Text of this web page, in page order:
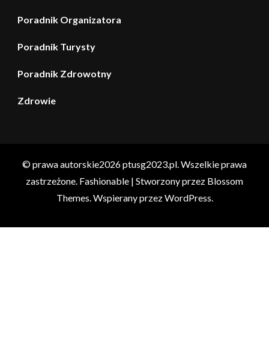
Poradnik Organizatora
Poradnik Turysty
Poradnik Zdrowotny
Zdrowie
© prawa autorskie2026ptusg2023.pl . Wszelkie prawa
zastrzeżone. Fashionable | Stworzony przez Blossom
Themes . Wspierany przezWordPress